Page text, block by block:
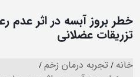
خطر بروز آبسه در اثر عدم
تزریقات عضلانی
خانه تجربه درمان زخم